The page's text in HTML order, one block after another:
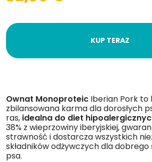
KUP TERAZ
Ownat Monoproteic Iberian Pork
zbilansowana karma dla dorosłych
ras, idealna do diet
38% z wieprzowiny iberyjskiej,
strawność i dostarcza wszystkich
składników odżywczych dla
psa.